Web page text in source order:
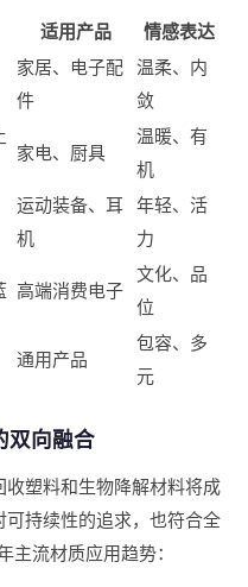
适用产品
情感表达
家居、电子配
件
温柔、内
敛
家电、厨具
温暖、有
机
运动装备、耳
机
年轻、活
力
高端消费电子
文化、品
位
通用产品
包容、多
元
双向融合
塑料和生物降解材料将成
持续性的追求，也符合全
流材质应用趋势：